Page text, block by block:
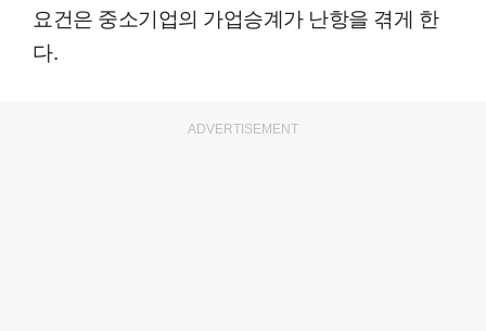
요건은 중소기업의 가업승계가 난항을 겪게 한
다.
ADVERTISEMENT